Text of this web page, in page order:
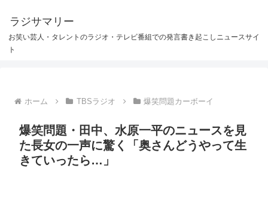
ラジサマリー
お笑い芸人・タレントのラジオ・テレビ番組での発言書き起こしニュースサイ
ト
ホーム TBSラジオ 爆笑問題カーボーイ
爆笑問題・田中、水原一平のニュースを見
た長女の一声に驚く「奥さんどうやって生
きていったら…」